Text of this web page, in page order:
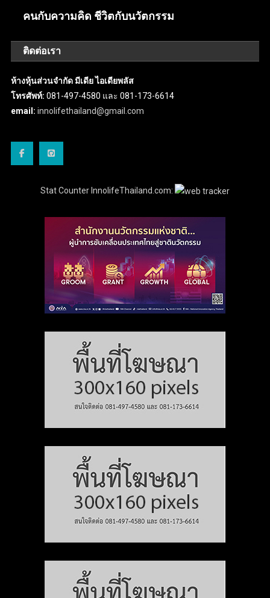
คนกับความคิด ชีวิตกับนวัตกรรม
ติดต่อเรา
ห้างหุ้นส่วนจำกัด มีเดีย ไอเดียพลัส
โทรศัพท์: 081-497-4580 และ 081-173-6614
email: innolifethailand@gmail.com
Stat Counter InnolifeThailand.com: